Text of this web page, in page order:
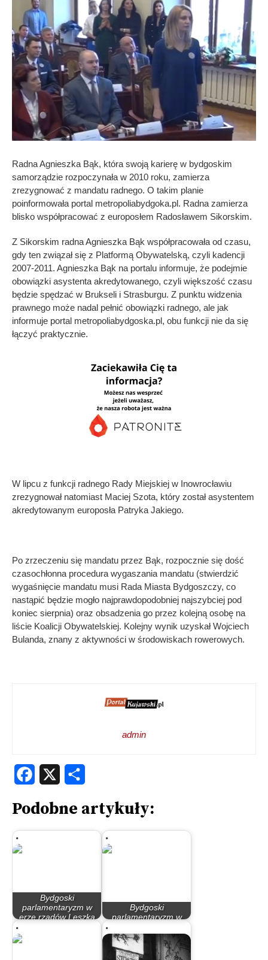
Radna Agnieszka Bąk, która swoją karierę w bydgoskim
samorządzie rozpoczynała w 2010 roku, zamierza
zrezygnować z mandatu radnego. O takim planie
poinformowała portal metropoliabydgoka.pl. Radna zamierza
blisko współpracować z europosłem Radosławem Sikorskim.
Z Sikorskim radna Agnieszka Bąk współpracowała od czasu,
gdy ten związał się z Platformą Obywatelską, czyli kadencji
2007-2011. Agnieszka Bąk na portalu informuje, że podejmie
obowiązki asystenta akredytowanego, czyli większość czasu
będzie spędzać w Brukseli i Strasburgu. Z punktu widzenia
prawnego może nadal pełnić obowiązki radnego, ale jak
informuje portal metropoliabydgoska.pl, obu funkcji nie da się
łączyć praktycznie.
W lipcu z funkcji radnego Rady Miejskiej w Inowrocławiu
zrezygnował natomiast Maciej Szota, który został asystentem
akredytowanym europosła Patryka Jakiego.
Po zrzeczeniu się mandatu przez Bąk, rozpocznie się dość
czasochłonna procedura wygaszania mandatu (stwierdzić
wygaśnięcie mandatu musi Rada Miasta Bydgoszczy, co
nastąpić będzie mogło najprawdopodobniej najszybciej pod
koniec sierpnia) oraz obsadzenia go przez kolejną osobę na
liście Koalicji Obywatelskiej. Kolejny wynik uzyskał Wojciech
Bulanda, znany z aktywności w środowiskach rowerowych.
admin
Facebook
Podobne artykuły:
Bydgoski
parlamentaryzm w
erze rządów Leszka
Bydgoski
parlamentaryzm w